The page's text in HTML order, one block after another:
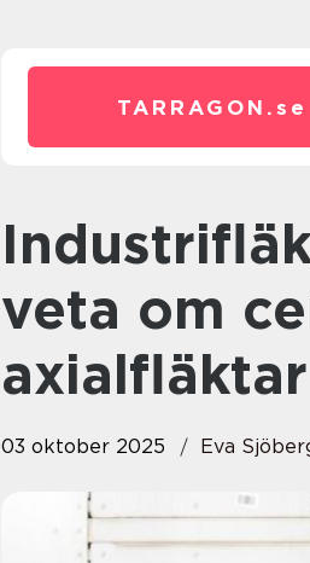
TARRAGON. se
Industrifläkt: Allt du behöver
veta om
axialfläktar
03 oktober 2025 Eva